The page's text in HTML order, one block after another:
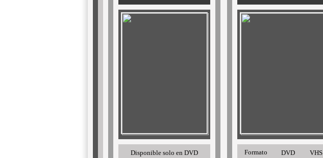
Disponible solo en DVD Formato DVD VHS